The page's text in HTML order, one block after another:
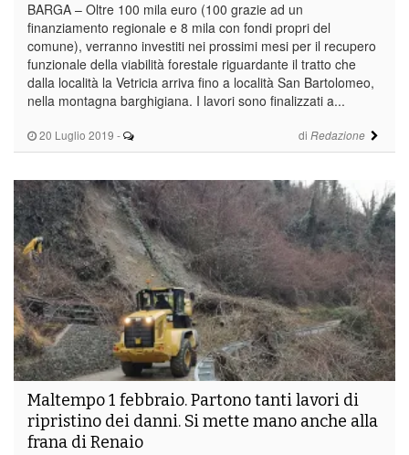
20 Luglio 2019 - di Redazione
BARGA – Oltre 100 mila euro (100 grazie ad un
finanziamento regionale e 8 mila con fondi propri del
comune), verranno investiti nei prossimi mesi per il recupero
funzionale della viabilità forestale riguardante il tratto che
dalla località la Vetricia arriva fino a località San Bartolomeo,
nella montagna barghigiana. I lavori sono finalizzati a...
Maltempo 1 febbraio. Partono tanti lavori di
ripristino dei danni. Si mette mano anche alla
frana di Renaio